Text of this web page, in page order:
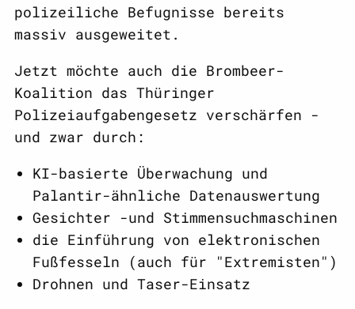
polizeiliche Befugnisse bereits
massiv ausgeweitet.
Jetzt möchte auch die Brombeer-
Koalition das Thüringer
Polizeiaufgabengesetz verschärfen -
und zwar durch:
KI-basierte Überwachung und
Palantir-ähnliche Datenauswertung
Gesichter -und Stimmensuchmaschinen
die Einführung von elektronischen
Fußfesseln (auch für "Extremisten")
Drohnen und Taser-Einsatz